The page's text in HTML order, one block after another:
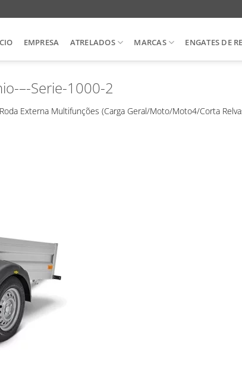
EMPRESA ATRELADOS MARCAS ENGATES DE
–-Serie-1000-2
Externa Multifunções (Carga Geral/Moto/Moto4/Corta